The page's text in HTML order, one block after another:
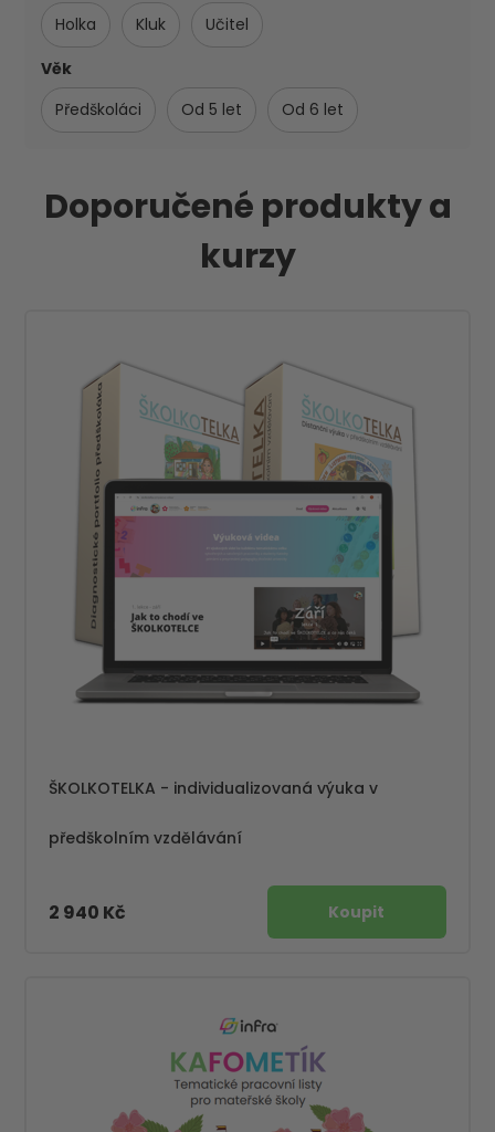
Holka Kluk
Učitel
Věk
Předškoláci
Od 5 let Od 6 let
Doporučené produkty a
kurzy
ŠKOLKOTELKA - individualizovaná výuka v
předškolním vzdělávání
2 940 Kč